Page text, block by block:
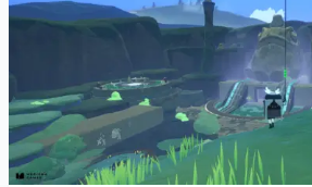
若ゲのいたり〜ゲームク
『うつヌケ』『ペンと箸』等で
一先生によるゲーム業界レポー
なんでゲームは面白い？
ゲーム開発者・hamatsu氏がゲ
具体的な形から解き明かしてい
です。